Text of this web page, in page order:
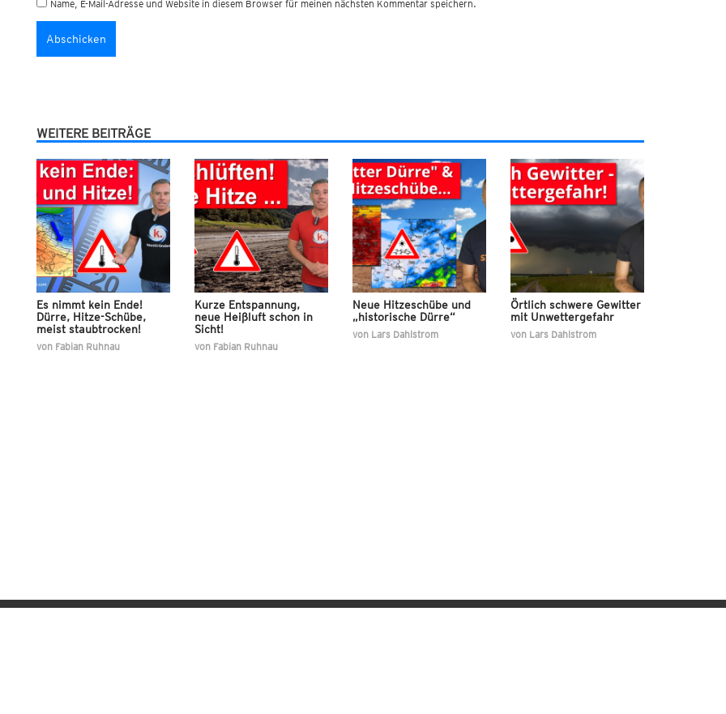
Name, E-Mail-Adresse und Website in diesem Browser für meinen nächsten Kommentar speichern.
WEITERE BEITRÄGE
Es nimmt kein Ende!
Dürre, Hitze-Schübe,
meist staubtrocken!
von Fabian Ruhnau
Kurze Entspannung,
neue Heißluft schon in
Sicht!
von Fabian Ruhnau
Neue Hitzeschübe und
„historische Dürre“
von Lars Dahlstrom
Örtlich schwere Gewitter
mit Unwettergefahr
von Lars Dahlstrom